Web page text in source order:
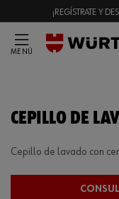
¡REGÍSTRATE Y
MENÚ
CEPILLO DE
Cepillo de lavado con